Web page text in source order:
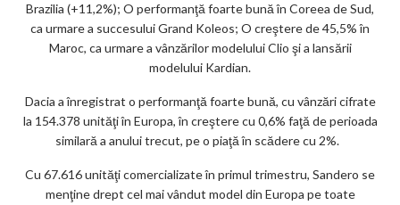
Brazilia (+11,2%); O performanţă foarte bună în Coreea de Sud,
ca urmare a succesului Grand Koleos; O creştere de 45,5% în
Maroc, ca urmare a vânzărilor modelului Clio şi a lansării
modelului Kardian.
Dacia a înregistrat o performanţă foarte bună, cu vânzări cifrate
la 154.378 unităţi în Europa, în creştere cu 0,6% faţă de perioada
similară a anului trecut, pe o piaţă în scădere cu 2%.
Cu 67.616 unităţi comercializate în primul trimestru, Sandero se
menţine drept cel mai vândut model din Europa pe toate